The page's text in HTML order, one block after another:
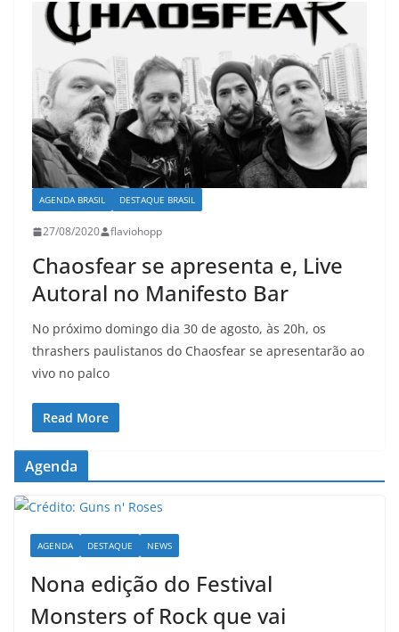
AGENDA BRASIL DESTAQUE BRASIL
27/08/2020 flaviohopp
Chaosfear se apresenta e, Live
Autoral no Manifesto Bar
No próximo domingo dia 30 de agosto, às 20h, os
thrashers paulistanos do Chaosfear se apresentarão ao
vivo no palco
Read More
Agenda
AGENDA DESTAQUE NEWS
Nona edição do Festival
Monsters of Rock que vai